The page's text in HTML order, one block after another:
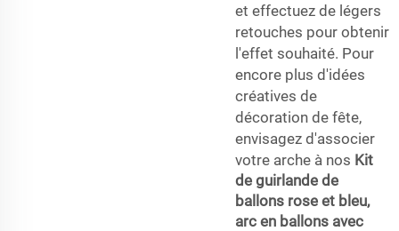
et effectuez de légers
retouches pour obtenir
l'effet souhaité. Pour
encore plus d'idées
créatives de
décoration de fête,
envisagez d'associer
votre arche à nos Kit
de guirlande de
ballons rose et bleu,
arc en ballons avec